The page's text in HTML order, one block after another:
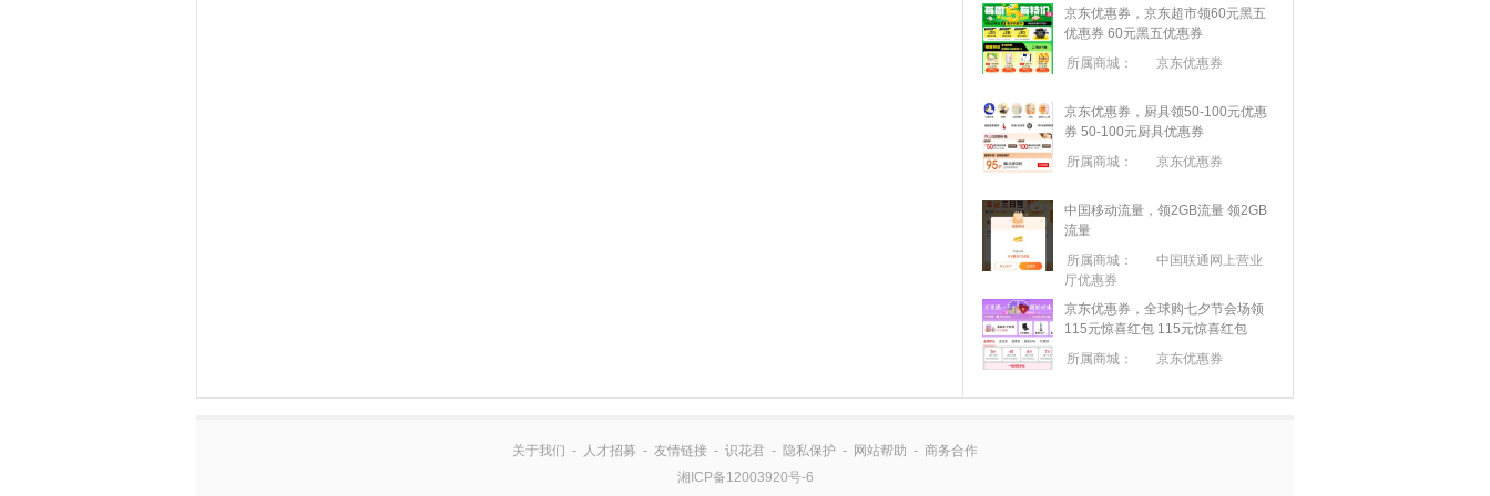
京东优惠券，京东超市领60元黑五
优惠券 60元黑五优惠券
所属商城：
京东优惠券
京东优惠券，厨具领50-100元优惠
券 50-100元厨具优惠券
所属商城：
京东优惠券
中国移动流量，领2GB流量 领2GB
流量
所属商城：
中国联通网上营业
厅优惠券
京东优惠券，全球购七夕节会场领
115元惊喜红包 115元惊喜红包
所属商城：
京东优惠券
关于我们 - 人才招募 - 友情链接 - 识花君 - 隐私保护 - 网站帮助 - 商务合作
湘ICP备12003920号-6